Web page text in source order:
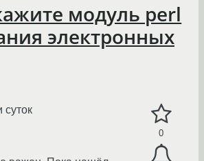
модуль perl
электронных
0
суток